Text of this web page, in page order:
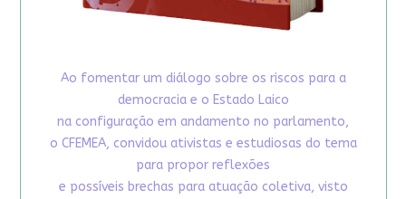
Ao fomentar um diálogo sobre os riscos para a
democracia e o Estado Laico
na configuração em andamento no parlamento,
o CFEMEA, convidou ativistas e estudiosas do tema
para propor reflexões
e possíveis brechas para atuação coletiva, visto